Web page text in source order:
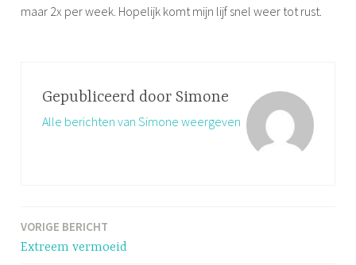
maar 2x per week. Hopelijk komt mijn lijf snel weer tot rust.
Gepubliceerd door Simone
Alle berichten van Simone weergeven
Bericht
VORIGE BERICHT
Extreem vermoeid